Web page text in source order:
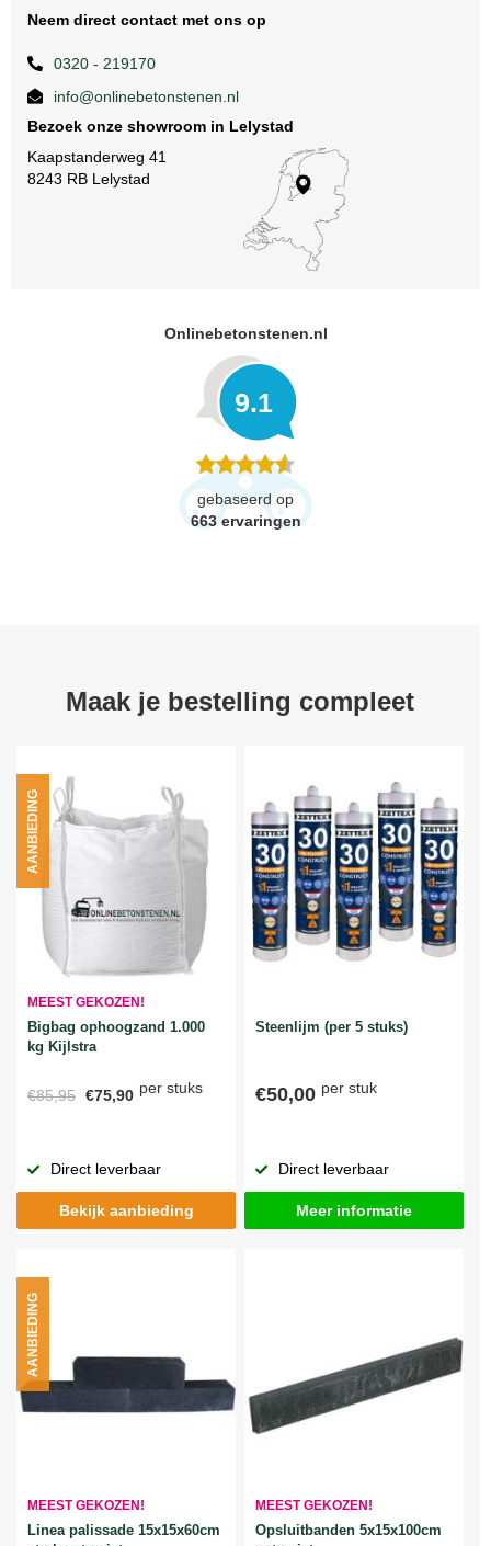
Neem direct contact met ons op
0320 - 219170
info@onlinebetonstenen.nl
Bezoek onze showroom in Lelystad
Kaapstanderweg 41
8243 RB Lelystad
Onlinebetonstenen.nl
9.1
gebaseerd op
663 ervaringen
Maak je bestelling compleet
MEEST GEKOZEN!
Bigbag ophoogzand 1.000
kg Kijlstra
€85,95 €75,90 per stuks
AANBIEDING
Direct leverbaar
Bekijk aanbieding
Steenlijm (per 5 stuks)
€50,00 per stuk
Direct leverbaar
Meer informatie
MEEST GEKOZEN!
Linea palissade 15x15x60cm
AANBIEDING
MEEST GEKOZEN!
Opsluitbanden 5x15x100cm